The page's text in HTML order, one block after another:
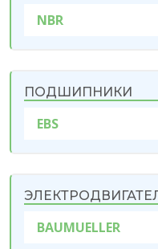
NBR
ПОДШИПНИКИ
EBS
BAUMUELLER